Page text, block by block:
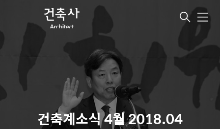
메
뉴
건축계소식 4월 2018.04